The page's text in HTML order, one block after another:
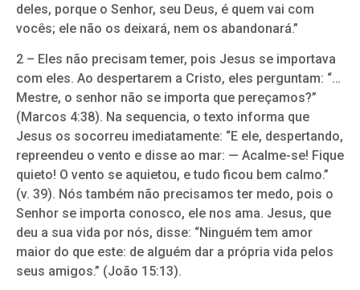
deles, porque o Senhor, seu Deus, é quem vai com
vocês; ele não os deixará, nem os abandonará.”
2 – Eles não precisam temer, pois Jesus se importava
com eles. Ao despertarem a Cristo, eles perguntam: “…
Mestre, o senhor não se importa que pereçamos?”
(Marcos 4:38). Na sequencia, o texto informa que
Jesus os socorreu imediatamente: “E ele, despertando,
repreendeu o vento e disse ao mar: — Acalme-se! Fique
quieto! O vento se aquietou, e tudo ficou bem calmo.”
(v. 39). Nós também não precisamos ter medo, pois o
Senhor se importa conosco, ele nos ama. Jesus, que
deu a sua vida por nós, disse: “Ninguém tem amor
maior do que este: de alguém dar a própria vida pelos
seus amigos.” (João 15:13).